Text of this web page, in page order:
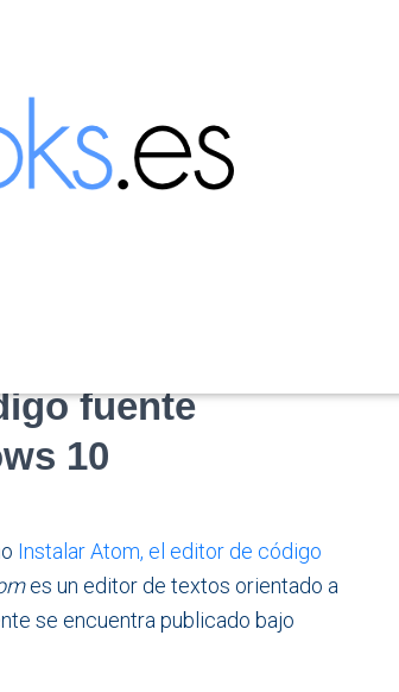
fuente
10
Instalar Atom, el editor de código
es un editor de textos orientado a
se encuentra publicado bajo